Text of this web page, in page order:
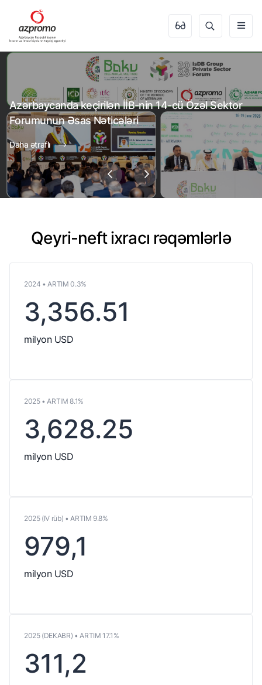
Azərbaycanda keçirilən İİB-nin 14-cü Özəl Sektor
Forumunun Əsas Nəticələri
Daha ətraflı
Qeyri-neft ixracı rəqəmlərlə
2024 • ARTIM 0.3%
3,356.51
milyon USD
2025 • ARTIM 8.1%
3,628.25
milyon USD
2025 (IV rüb) • ARTIM 9.8%
979,1
milyon USD
2025 (DEKABR) • ARTIM 17.1%
311,2